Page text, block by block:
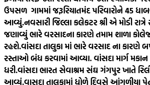
ઉપસળ ગામમાં જરૂરિયાતમંદ પરિવારોને 45
આવ્યું.નવસારી જિલ્લા કલેકટર શ્રી એ મોડી રાત્રે
જણાવ્યું ભારે વરસાદના કારણે તમામ શાળા
રહશે.વાંસદા તાલુકા માં ભારે વરસાદ ના કારણે
રસ્તાઓ બંધ કરવામાં આવ્યા. વાંસદા માર્ગ મકાન
ધરી.વાંસદા ભારત સેવાશ્રમ સંઘ ગંગપુર ખાતે
આવ્યું.વાસદા તાલુકામાં ધોળે દિવસે આંગળીયા